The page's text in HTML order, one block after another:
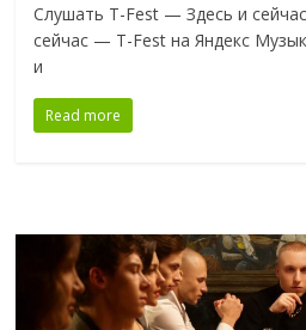
Слушать T-Fest — Здесь и
сейчас — T-Fest на Яндекс
и
Read more